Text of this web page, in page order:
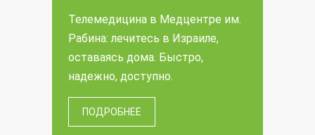
Телемедицина в Медцентре им.
Рабина: лечитесь в Израиле,
оставаясь дома. Быстро,
надежно, доступно.
ПОДРОБНЕЕ